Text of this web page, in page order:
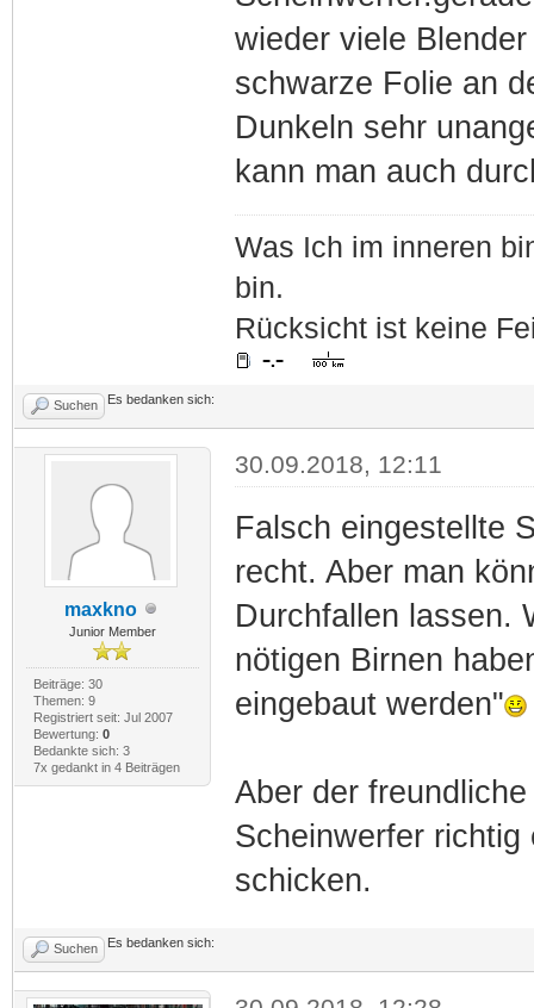
wieder viele
schwarze Folie an
Dunkeln sehr
kann man auch
Was Ich im inneren
bin.
Rücksicht ist keine
Suchen Es bedanken sich:
maxkno
Junior Member
Beiträge: 30
Themen: 9
Registriert seit: Jul 2007
Bewertung: 0
Bedankte sich: 3
7x gedankt in 4 Beiträgen
30.09.2018, 12:11
Falsch eingestellte
recht. Aber man
Durchfallen lassen.
nötigen Birnen
eingebaut werden"
Aber der
Scheinwerfer
schicken.
Suchen Es bedanken sich: